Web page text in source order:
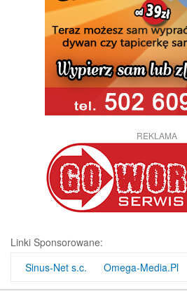
REKLAMA
Linki Sponsorowane:
Sinus-Net s.c.
Omega-Media.Pl